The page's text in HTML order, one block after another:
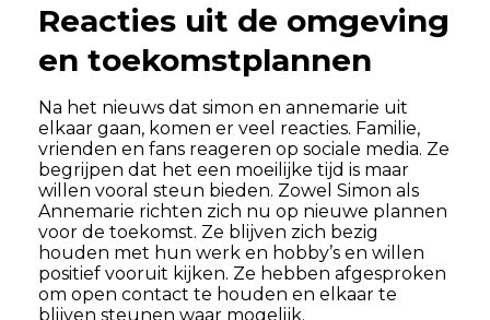
Reacties uit de omgeving
en toekomstplannen
Na het nieuws dat simon en annemarie uit
elkaar gaan, komen er veel reacties. Familie,
vrienden en fans reageren op sociale media. Ze
begrijpen dat het een moeilijke tijd is maar
willen vooral steun bieden. Zowel Simon als
Annemarie richten zich nu op nieuwe plannen
voor de toekomst. Ze blijven zich bezig
houden met hun werk en hobby’s en willen
positief vooruit kijken. Ze hebben afgesproken
om open contact te houden en elkaar te
blijven steunen waar mogelijk.